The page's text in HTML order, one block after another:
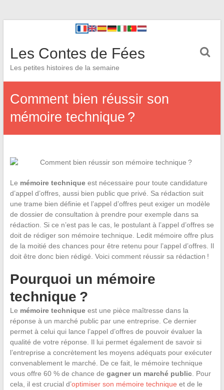
Les Contes de Fées
Les petites histoires de la semaine
Comment bien réussir son
mémoire technique ?
Le mémoire techniqueest nécessaire pour toute candidature
d’appel d’offres, aussi bien public que privé. Sa rédaction suit
une trame bien définie et l’appel d’offres peut exiger un modèle
de dossier de consultation à prendre pour exemple dans sa
rédaction. Si ce n’est pas le cas, le postulant à l’appel d’offres se
doit de rédiger son mémoire technique. Ledit mémoire offre plus
de la moitié des chances pour être retenu pour l’appel d’offres. Il
doit être donc bien rédigé. Voici comment réussir sa rédaction !
Pourquoi un mémoire
technique ?
Le mémoire techniqueest une pièce maîtresse dans la
réponse à un marché public par une entreprise. Ce dernier
permet à celui qui lance l’appel d’offres de pouvoir évaluer la
qualité de votre réponse. Il lui permet également de savoir si
l’entreprise a concrètement les moyens adéquats pour exécuter
convenablement le marché. De ce fait, le mémoire technique
vous offre 60 % de chance de gagner un marché public. Pour
cela, il est crucial d’optimiser son mémoire technique et de le